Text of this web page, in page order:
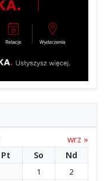
wrz »
Pt So Nd
1
2